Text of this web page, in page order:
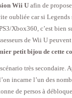
Wii U afin de
oubliée car si Legends
Xbox360, c’est bien
de Wii U
petit bijou de cette
très secondaire.
incarne l’un des
de persos à